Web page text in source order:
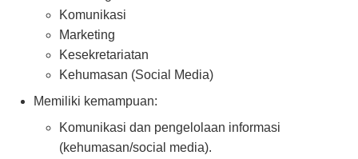
Komunikasi
Marketing
Kesekretariatan
Kehumasan (Social Media)
Memiliki kemampuan:
Komunikasi dan pengelolaan informasi
(kehumasan/social media).